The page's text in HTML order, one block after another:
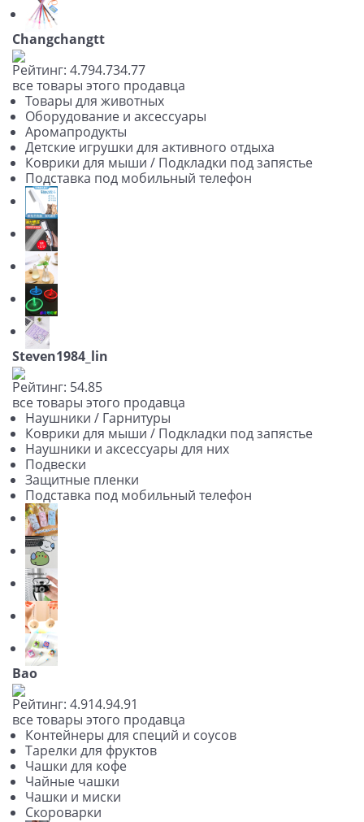
Changchangtt
Рейтинг: 4.794.734.77
все товары этого продавца
Товары для животных
Оборудование и аксессуары
Аромапродукты
Детские игрушки для активного отдыха
Коврики для мыши / Подкладки под запястье
Подставка под мобильный телефон
Steven1984_lin
Рейтинг: 54.85
все товары этого продавца
Наушники / Гарнитуры
Коврики для мыши / Подкладки под запястье
Наушники и аксессуары для них
Подвески
Защитные пленки
Подставка под мобильный телефон
Bao
Рейтинг: 4.914.94.91
все товары этого продавца
Контейнеры для специй и соусов
Тарелки для фруктов
Чашки для кофе
Чайные чашки
Чашки и миски
Скороварки